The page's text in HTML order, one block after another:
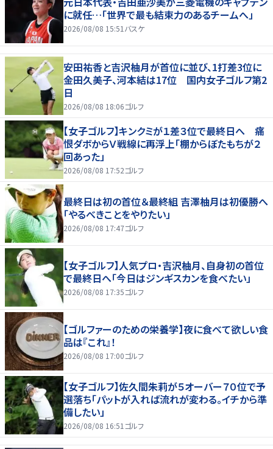
に就任…「世界で最も結束力のあるチームへ」
2026/08/08 15:51 バスケ
安田祐香と吉沢柚月が首位に並び、1打差3位に
金田久美子、河本結は17位 国内女子ゴルフ第2
日
2026/08/08 18:06ゴルフ
【女子ゴルフ】キンクミが１差３位で最終日へ 痛
恨ダボからＶ戦線に再浮上「棚からぼたもちが２
回あった」
2026/08/08 17:52ゴルフ
最終日は初の首位＆最終組 吉澤柚月は初優勝へ
「やるべきことをやりたい」
2026/08/08 17:47ゴルフ
【女子ゴルフ】人気プロ・吉沢柚月、自身初の首位
で最終日へ「今日はジンギスカンを食べたい」
2026/08/08 17:35ゴルフ
【ゴルファーのための栄養学】夜に食べて欲しい食
品は『これ』！
2026/08/08 17:00ゴルフ
【女子ゴルフ】佐久間朱莉が５オーバー７０位で予
選落ち「パットが入れば流れが変わる。イチから準
備したい」
2026/08/08 16:51 ゴルフ